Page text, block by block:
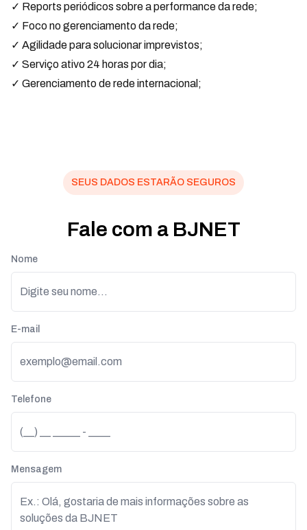
✓ Reports periódicos sobre a performance da rede;
✓ Foco no gerenciamento da rede;
✓ Agilidade para solucionar imprevistos;
✓ Serviço ativo 24 horas por dia;
✓ Gerenciamento de rede internacional;
SEUS DADOS ESTARÃO SEGUROS
Fale com a BJNET
Nome
E-mail
Telefone
Mensagem